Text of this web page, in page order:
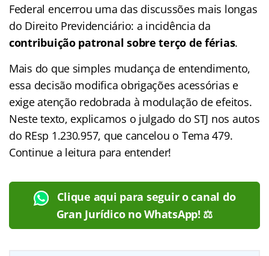
Federal encerrou uma das discussões mais longas
do Direito Previdenciário: a incidência da
contribuição patronal sobre terço de férias.
Mais do que simples mudança de entendimento,
essa decisão modifica obrigações acessórias e
exige atenção redobrada à modulação de efeitos.
Neste texto, explicamos o julgado do STJ nos autos
do REsp 1.230.957, que cancelou o Tema 479.
Continue a leitura para entender!
Clique aqui para seguir o canal do
Gran Jurídico no WhatsApp! ⚖️